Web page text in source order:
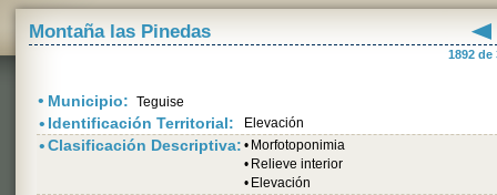
Montaña las Pinedas
1892 de
• Municipio: Teguise
• Identificación Territorial: Elevación
•Clasificación Descriptiva: • Morfotoponimia
• Relieve interior
• Elevación